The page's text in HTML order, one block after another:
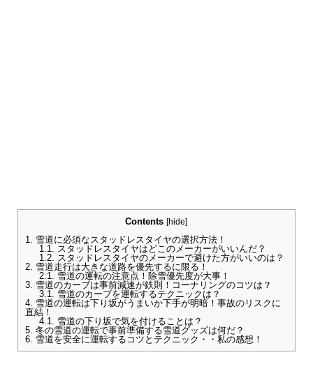
Contents [hide]
1. 雪道に必須なスタッドレスタイヤの選択方法！
1.1. スタッドレスタイヤはどこのメーカーがいいんだ？
1.2. スタッドレスタイヤのメーカーで避けた方がいいのは？
2. 雪道走行は大きな道路を優先するに限る！
2.1. 雪道の運転の注意点！除雪優先度が大事！
3. 雪道のカーブは事前減速が鉄則！コーナリングのコツは？
3.1. 雪道のカーブを運転するテクニックは？
4. 雪道の運転は下り坂がうまいか下手が明暗！事故のリスクに
直結！
4.1. 雪道の下り坂で気を付けることは？
5. 冬の雪道の運転で事前準備する雪道グッズは何だ？
6. 雪道を安全に運転するコツとテクニック・・私の感想！